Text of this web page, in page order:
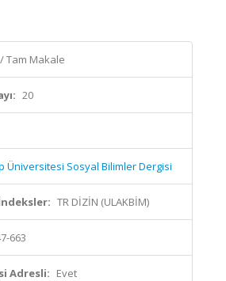
Tam Makale
20
Üniversitesi Sosyal Bilimler Dergisi
TR DİZİN (ULAKBİM)
663
Adresli: Evet